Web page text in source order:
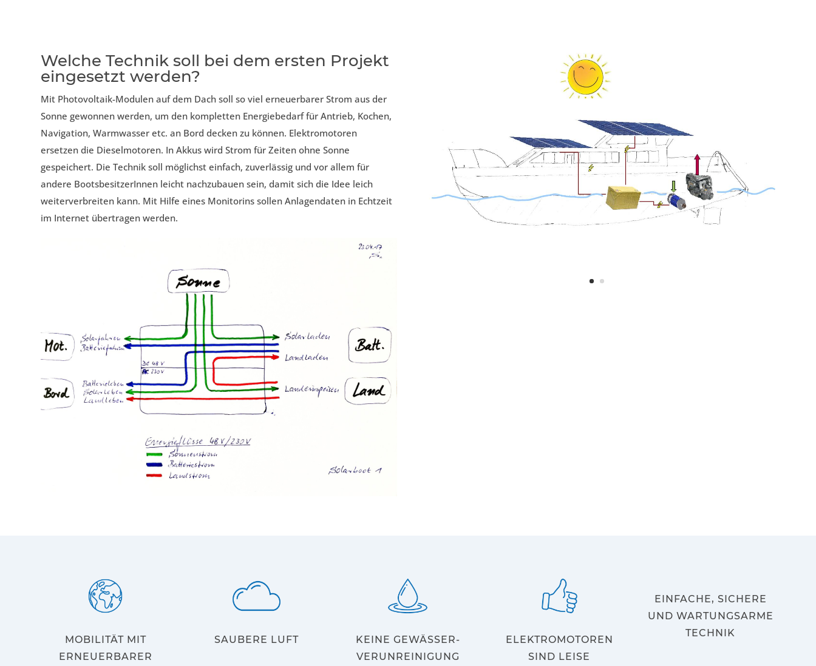
Welche Technik soll bei dem ersten Projekt
eingesetzt werden?
Mit Photovoltaik-Modulen auf dem Dach soll so viel erneuerbarer Strom aus der
Sonne gewonnen werden, um den kompletten Energiebedarf für Antrieb, Kochen,
Navigation, Warmwasser etc. an Bord decken zu können. Elektromotoren
ersetzen die Dieselmotoren. In Akkus wird Strom für Zeiten ohne Sonne
gespeichert. Die Technik soll möglichst einfach, zuverlässig und vor allem für
andere BootsbesitzerInnen leicht nachzubauen sein, damit sich die Idee leich
weiterverbreiten kann. Mit Hilfe eines Monitorins sollen Anlagendaten in Echtzeit
im Internet übertragen werden.
MOBILITÄT MIT
ERNEUERBARER
SAUBERE LUFT
KEINE GEWÄSSER-
VERUNREINIGUNG
ELEKTROMOTOREN
SIND LEISE
EINFACHE, SICHERE
UND WARTUNGSARME
TECHNIK